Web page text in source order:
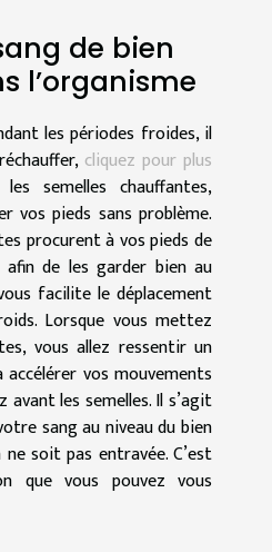
de bien
l’organisme
les périodes froides, il
cliquez pour plus
semelles chauffantes,
vos pieds sans problème.
procurent à vos pieds de
de les garder bien au
facilite le déplacement
Lorsque vous mettez
vous allez ressentir un
vos mouvements
avant les semelles. Il s’agit
sang au niveau du bien
soit pas entravée. C’est
que vous pouvez vous